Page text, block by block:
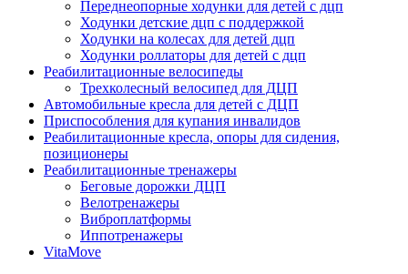
Переднеопорные ходунки для детей с дцп
Ходунки детские дцп с поддержкой
Ходунки на колесах для детей дцп
Ходунки роллаторы для детей с дцп
Реабилитационные велосипеды
Трехколесный велосипед для ДЦП
Автомобильные кресла для детей с ДЦП
Приспособления для купания инвалидов
Реабилитационные кресла, опоры для сидения,
позиционеры
Реабилитационные тренажеры
Беговые дорожки ДЦП
Велотренажеры
Виброплатформы
Иппотренажеры
VitaMove